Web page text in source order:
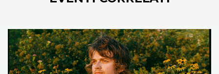
osservazione con un dettaglio (risoluzione) sempre
12 anni in su che abbiano voglia di conoscere e
sperimentare in modo divertente come funziona la
ricerca astrofisica.